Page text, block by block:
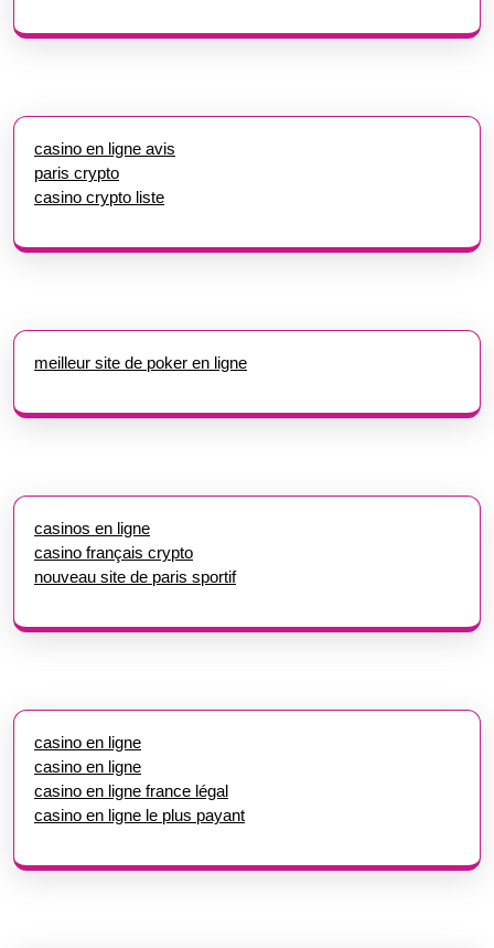
casino en ligne avis
paris crypto
casino crypto liste
meilleur site de poker en ligne
casinos en ligne
casino français crypto
nouveau site de paris sportif
casino en ligne
casino en ligne
casino en ligne france légal
casino en ligne le plus payant